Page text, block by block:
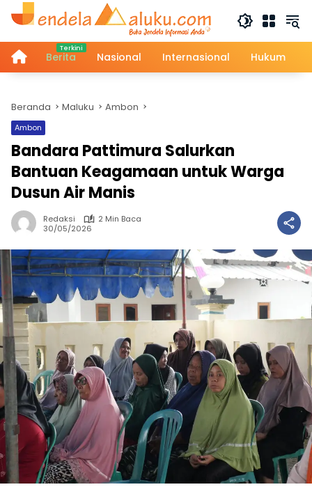
Langsung
HomeBerita Nasional Internasional Hukum
Beranda Maluku Ambon
Ambon
Bandara Pattimura Salurkan
Bantuan Keagamaan untuk Warga
Dusun Air Manis
Redaksi
2 Min Baca
30/05/2026